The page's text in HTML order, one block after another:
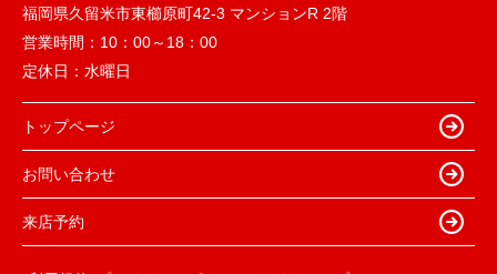
福岡県久留米市東櫛原町42-3 マンションR 2階
営業時間： 10：00～18：00
定休日： 水曜日
トップページ
お問い合わせ
来店予約